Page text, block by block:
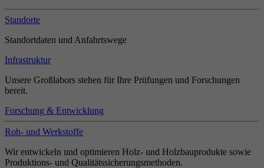
Standorte
Standortdaten und Anfahrtswege
Infrastruktur
Unsere Großlabors stehen für Ihre Prüfungen und Forschungen
bereit.
Forschung & Entwicklung
Roh- und Werkstoffe
Wir entwickeln und optimieren Holz- und Holzbauprodukte sowie
Produktions- und Qualitätssicherungsmethoden.